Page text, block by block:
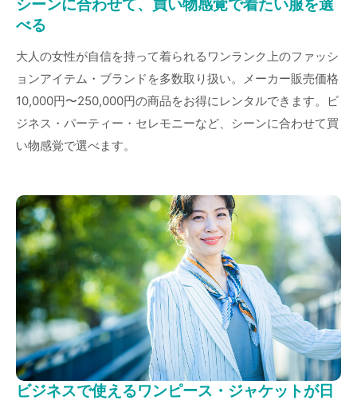
シーンに合わせて、買い物感覚で着たい服を選
べる
大人の女性が自信を持って着られるワンランク上のファッシ
ョンアイテム・ブランドを多数取り扱い。メーカー販売価格
10,000円〜250,000円の商品をお得にレンタルできます。ビ
ジネス・パーティー・セレモニーなど、シーンに合わせて買
い物感覚で選べます。
ビジネスで使えるワンピース・ジャケットが日